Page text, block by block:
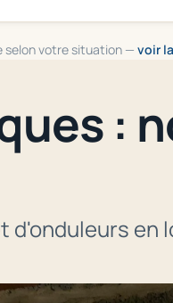
selon votre situation — voir
:
en